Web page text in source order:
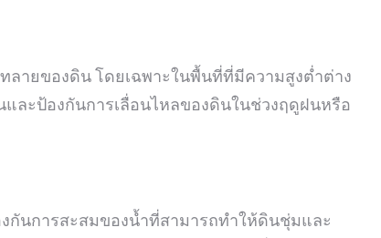
ายของดิน โดยเฉพาะในพื้นที่ที่มีความสูงต่ำต่าง
ละป้องกันการเลื่อนไหลของดินในช่วงฤดูฝนหรือ
กันการสะสมของน้ำที่สามารถทำให้ดินชุ่มและ